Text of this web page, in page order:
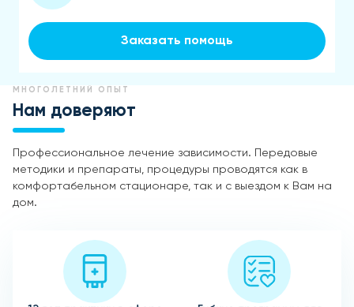
Заказать помощь
МНОГОЛЕТНИЙ ОПЫТ
Нам доверяют
Профессиональное лечение зависимости. Передовые
методики и препараты, процедуры проводятся как в
комфортабельном стационаре, так и с выездом к Вам на
дом.